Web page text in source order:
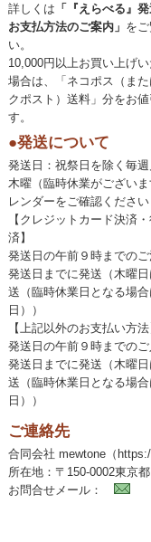
詳しくは 「『えらべる』
お支払方法のご案内」 を
い。
10,000円以上お買い上げ
場合は、「ネコポス（また
クポスト）送料」分をお値
す。
●発送について
発送日：祝祭日を除く毎週
木曜（臨時休業がござい
レンダーをご確認ください
【クレジットカード決済
済】
発送日の午前９時までの
発送日までに発送（木曜
送（臨時休業日となる場
日））
【上記以外のお支払い方法
発送日の午前９時までの
発送日までに発送（木曜
送（臨時休業日となる場
日））
ご連絡先
合同会社 mewtone（
所在地：〒150-0002東京
お問合せメール：